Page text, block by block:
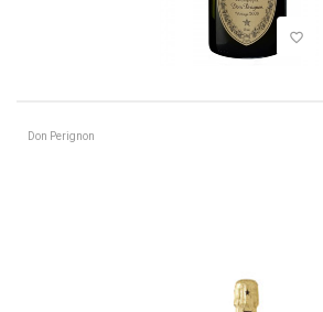
Don Perignon